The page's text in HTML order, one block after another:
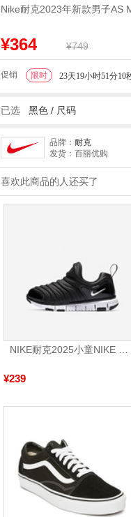
Nike耐克2023年新款男子AS
¥364 ¥749
促销 限时 23天19小时51分09
已选 黑色 / 尺码
品牌： 耐克
发货：百丽优购
喜欢此商品的人还买了
NIKE耐克2025小童NIKE DYNAMO FREE (PS)儿童343738-013
¥239